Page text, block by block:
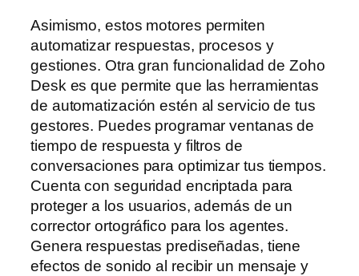
Asimismo, estos motores permiten
automatizar respuestas, procesos y
gestiones. Otra gran funcionalidad de Zoho
Desk es que permite que las herramientas
de automatización estén al servicio de tus
gestores. Puedes programar ventanas de
tiempo de respuesta y filtros de
conversaciones para optimizar tus tiempos.
Cuenta con seguridad encriptada para
proteger a los usuarios, además de un
corrector ortográfico para los agentes.
Genera respuestas prediseñadas, tiene
efectos de sonido al recibir un mensaje y